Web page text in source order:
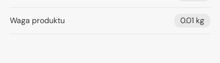
Waga produktu 0.01 kg